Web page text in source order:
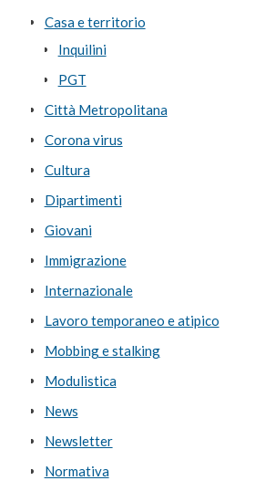
Casa e territorio
Inquilini
PGT
Città Metropolitana
Corona virus
Cultura
Dipartimenti
Giovani
Immigrazione
Internazionale
Lavoro temporaneo e atipico
Mobbing e stalking
Modulistica
News
Newsletter
Normativa